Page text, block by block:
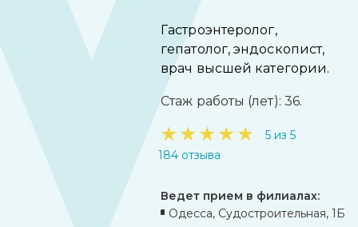
Гастроэнтеролог,
гепатолог, эндоскопист,
врач высшей категории.
Стаж работы (лет): 36.
★★★★★
5 из 5
184 отзыва
Ведет прием в филиалах:
Одесса, Судостроительная, 1Б